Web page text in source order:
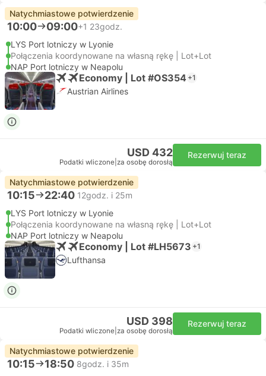
Natychmiastowe potwierdzenie
10:00 09:00+1 23godz.
LYS Port lotniczy w Lyonie
Połączenia koordynowane na własną rękę | Lot+Lot
NAP Port lotniczy w Neapolu
Economy | Lot #OS354 +1
Austrian Airlines
USD 432
Podatki wliczone za osobę dorosłą
Rezerwuj teraz
Natychmiastowe potwierdzenie
10:15 22:40 12godz. i 25m
LYS Port lotniczy w Lyonie
Połączenia koordynowane na własną rękę | Lot+Lot
NAP Port lotniczy w Neapolu
Economy | Lot #LH5673 +1
Lufthansa
USD 398
Podatki wliczone za osobę dorosłą
Rezerwuj teraz
Natychmiastowe potwierdzenie
10:15 18:50 8godz. i 35m